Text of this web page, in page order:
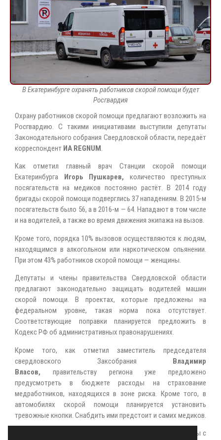
В Екатеринбурге охранять работников скорой помощи будет
Росгвардия
Охрану работников скорой помощи предлагают возложить на
Росгвардию. С такими инициативами выступили депутаты
Законодательного собрания Свердловской области, передаёт
корреспондент ИА REGNUM.
Как отметил главный врач Станции скорой помощи
Екатеринбурга
Игорь Пушкарев, количество преступных
посягательств на медиков постоянно растёт. В 2014 году
бригады скорой помощи подверглись 37 нападениям. В 2015-м
посягательств было 56, а в 2016-м — 64. Нападают в том числе
и на водителей, а также во время движения экипажа на вызов.
Кроме того, порядка 10% вызовов осуществляются к людям,
находящимся в алкогольном или наркотическом опьянении.
При этом 43% работников скорой помощи — женщины.
Депутаты и члены правительства Свердловской области
предлагают законодательно защищать водителей машин
скорой помощи. В проектах, которые предложены на
федеральном уровне, такая норма пока отсутствует.
Соответствующие поправки планируется предложить в
Кодекс РФ об административных правонарушениях.
Кроме того, как отметил заместитель председателя
свердловского Заксобрания Владимир
Власов, правительству региона уже предложено
предусмотреть в бюджете расходы на страхование
медработников, находящихся в зоне риска. Кроме того, в
автомобилях скорой помощи планируется установить
тревожные кнопки. Снабдить ими предстоит и самих медиков.
Руководство областного Минздрава уже ведёт переговоры с